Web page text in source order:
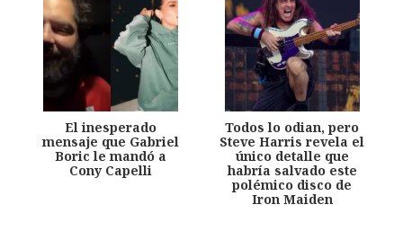
El inesperado
mensaje que Gabriel
Boric le mandó a
Cony Capelli
Todos lo odian, pero
Steve Harris revela el
único detalle que
habría salvado este
polémico disco de
Iron Maiden